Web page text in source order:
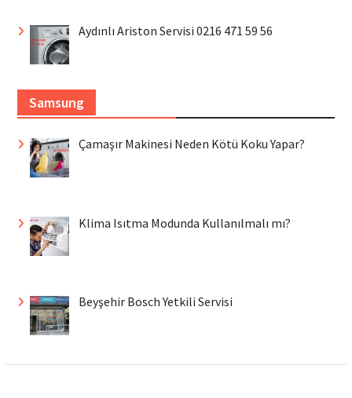
Aydınlı Ariston Servisi 0216 471 59 56
Samsung
Çamaşır Makinesi Neden Kötü Koku Yapar?
Klima Isıtma Modunda Kullanılmalı mı?
Beyşehir Bosch Yetkili Servisi